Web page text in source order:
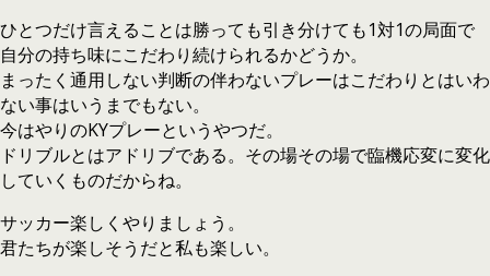
ひとつだけ言えることは勝っても引き分けても1対1の局面で
自分の持ち味にこだわり続けられるかどうか。
まったく通用しない判断の伴わないプレーはこだわりとはいわ
ない事はいうまでもない。
今はやりのKYプレーというやつだ。
ドリブルとはアドリブである。その場その場で臨機応変に変化
していくものだからね。
サッカー楽しくやりましょう。
君たちが楽しそうだと私も楽しい。